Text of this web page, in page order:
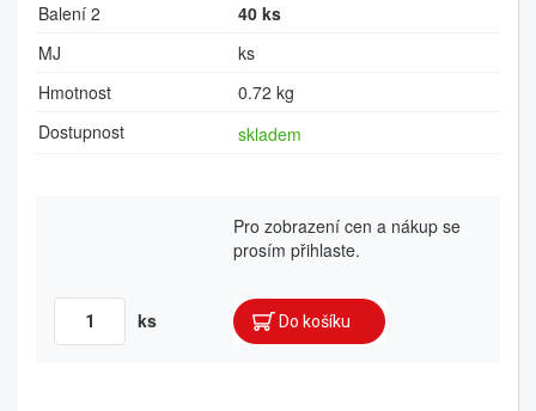
Balení 2
40 ks
MJ
ks
Hmotnost
0.72 kg
Dostupnost
skladem
Pro zobrazení cen a nákup se
prosím přihlaste.
ks